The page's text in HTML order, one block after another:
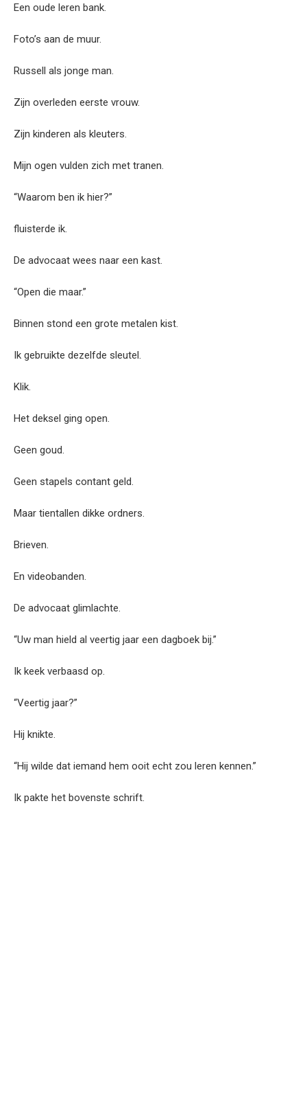
Een oude leren bank.
Foto’s aan de muur.
Russell als jonge man.
Zijn overleden eerste vrouw.
Zijn kinderen als kleuters.
Mijn ogen vulden zich met tranen.
“Waarom ben ik hier?”
fluisterde ik.
De advocaat wees naar een kast.
“Open die maar.”
Binnen stond een grote metalen kist.
Ik gebruikte dezelfde sleutel.
Klik.
Het deksel ging open.
Geen goud.
Geen stapels contant geld.
Maar tientallen dikke ordners.
Brieven.
En videobanden.
De advocaat glimlachte.
“Uw man hield al veertig jaar een dagboek bij.”
Ik keek verbaasd op.
“Veertig jaar?”
Hij knikte.
“Hij wilde dat iemand hem ooit echt zou leren kennen.”
Ik pakte het bovenste schrift.